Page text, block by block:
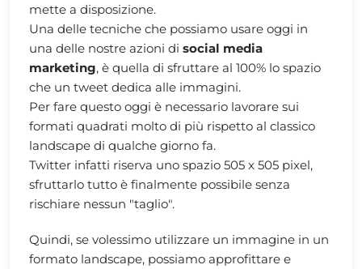
mette a disposizione.
Una delle tecniche che possiamo usare oggi in
una delle nostre azioni di social media
marketing, è quella di sfruttare al 100% lo spazio
che un tweet dedica alle immagini.
Per fare questo oggi è necessario lavorare sui
formati quadrati molto di più rispetto al classico
landscape di qualche giorno fa.
Twitter infatti riserva uno spazio 505 x 505 pixel,
sfruttarlo tutto è finalmente possibile senza
rischiare nessun "taglio".
Quindi, se volessimo utilizzare un immagine in un
formato landscape, possiamo approfittare e